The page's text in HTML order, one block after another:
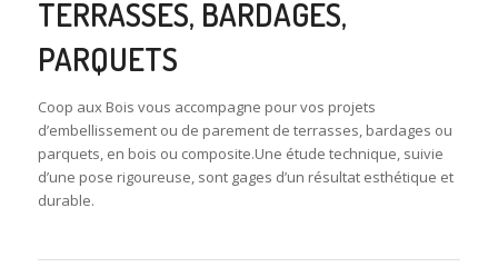
TERRASSES, BARDAGES,
PARQUETS
Coop aux Bois vous accompagne pour vos projets
d’embellissement ou de parement de terrasses, bardages ou
parquets, en bois ou composite.Une étude technique, suivie
d’une pose rigoureuse, sont gages d’un résultat esthétique et
durable.